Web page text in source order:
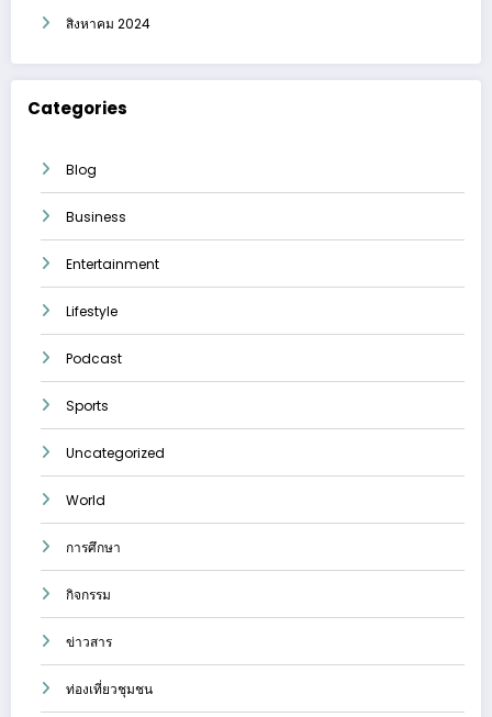
สิงหาคม 2024
Categories
Blog
Business
Entertainment
Lifestyle
Podcast
Sports
Uncategorized
World
การศึกษา
กิจกรรม
ข่าวสาร
ท่องเที่ยวชุมชน